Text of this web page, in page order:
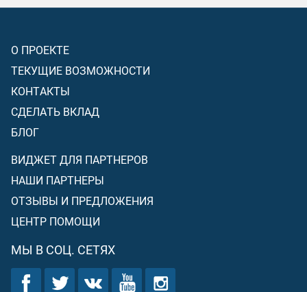
О ПРОЕКТЕ
ТЕКУЩИЕ ВОЗМОЖНОСТИ
КОНТАКТЫ
СДЕЛАТЬ ВКЛАД
БЛОГ
ВИДЖЕТ ДЛЯ ПАРТНЕРОВ
НАШИ ПАРТНЕРЫ
ОТЗЫВЫ И ПРЕДЛОЖЕНИЯ
ЦЕНТР ПОМОЩИ
МЫ В СОЦ. СЕТЯХ